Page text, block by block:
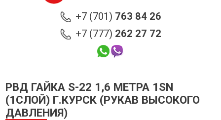
+7 (701) 763 84 26
+7 (777) 262 27 72
РВД ГАЙКА S-22 1,6 МЕТРА 1SN
(1СЛОЙ) Г.КУРСК (РУКАВ ВЫСОКОГО
ДАВЛЕНИЯ)